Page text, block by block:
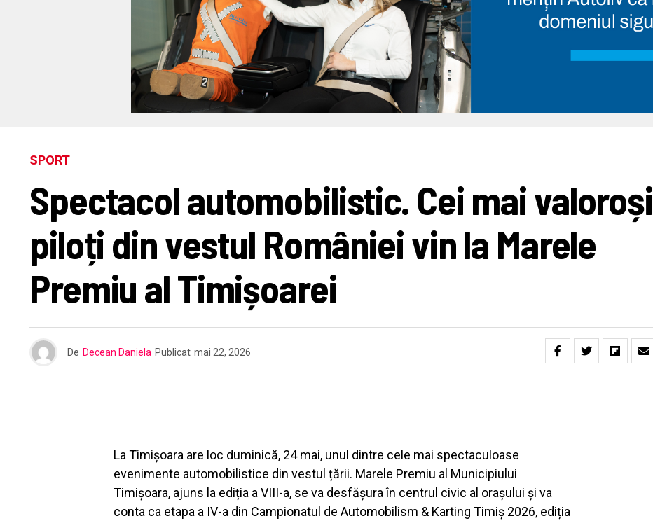
SPORT
Spectacol automobilistic. Cei mai valoroși
piloți din vestul României vin la Marele
Premiu al Timișoarei
De Decean Daniela Publicat mai 22, 2026
La Timișoara are loc duminică, 24 mai, unul dintre cele mai spectaculoase
evenimente automobilistice din vestul țării. Marele Premiu al Municipiului
Timișoara, ajuns la ediția a VIII-a, se va desfășura în centrul civic al orașului și va
conta ca etapa a IV-a din Campionatul de Automobilism & Karting Timiș 2026, ediția